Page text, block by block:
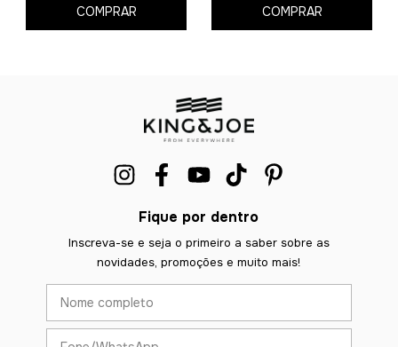
COMPRAR COMPRAR
Fique por dentro
Inscreva-se e seja o primeiro a saber sobre as
novidades, promoções e muito mais!